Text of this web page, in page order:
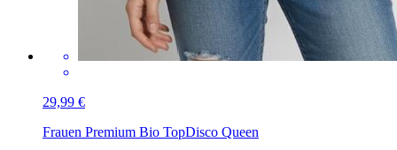
29,99 €
Frauen Premium Bio TopDisco Queen